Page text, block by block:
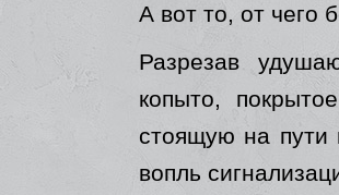
А вот то, от чего
Разрезав
копыто,
стоящую на пути
вопль